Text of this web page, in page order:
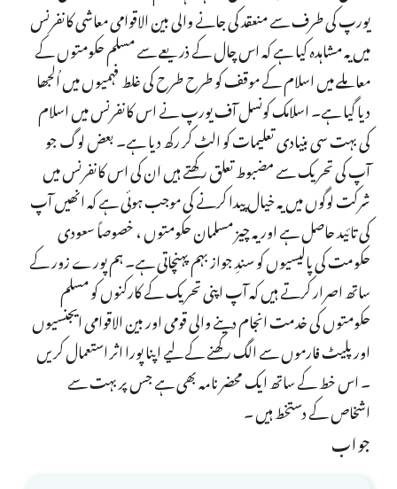
یورپ کی طرف سے منعقد کی جانے والی بین الاقوامی معاشی کانفرنس
میں یہ مشاہدہ کیا ہے کہ اس چال کے ذریعے سے مسلم حکومتوں کے
معاملے میں اسلام کے موقف کو طرح طرح کی غلط فہمیوں میں اُلجھا
دیا گیا ہے۔ اسلامک کونسل آف یورپ نے اس کانفرنس میں اسلام
کی بہت سی بنیادی تعلیمات کو الٹ کر رکھ دیا ہے۔ بعض لوگ جو
آپ کی تحریک سے مضبوط تعلق رکھتے ہیں ان کی اس کانفرنس میں
شرکت لوگوں میں یہ خیال پیدا کرنے کی موجب ہوئی ہے کہ انھیں آپ
کی تائید حاصل ہے اور یہ چیز مسلمان حکومتوں ، خصوصاً سعودی
حکومت کی پالیسیوں کو سندِ جواز بہم پہنچاتی ہے۔ ہم پورے زور کے
ساتھ اصرار کرتے ہیں کہ آپ اپنی تحریک کے کارکنوں کو مسلم
حکومتوں کی خدمت انجام دینے والی قومی اور بین الاقوامی ایجنسیوں
اور پلیٹ فارموں سے الگ رکھنے کے لیے اپنا پورا اثر استعمال کریں
۔ اس خط کے ساتھ ایک محضر نامہ بھی ہے جس پر بہت سے
اشخاص کے دستخط ہیں ۔
جواب